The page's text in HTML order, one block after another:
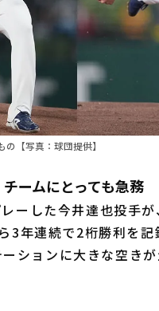
【写真：球団提供】
ームにとっても急務
ーした今井達也投手
3年連続で2桁勝利を記
ションに大きな空き